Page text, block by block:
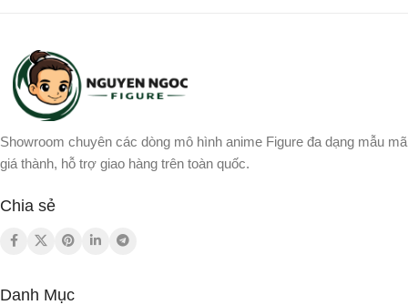
Showroom chuyên các dòng mô hình anime Figure đa dạng mẫu mã
giá thành, hỗ trợ giao hàng trên toàn quốc.
Chia sẻ
Danh Mục